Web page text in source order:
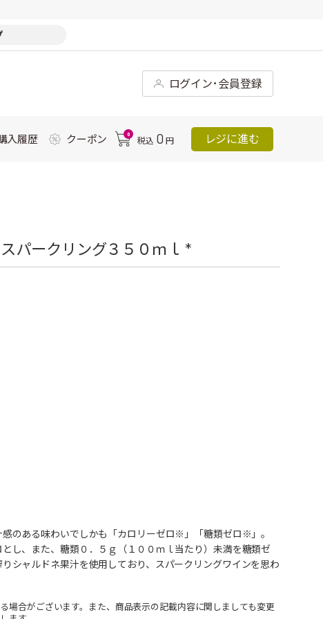
ログイン･会員登録
入履歴 クーポン 0
税込 0 円 レジに進む
パークリング３５０ｍｌ *
のある味わいでしかも「カロリーゼロ※」「糖類ゼロ※」。
し、また、糖類０．５ｇ（１００ｍｌ当たり）未満を糖類ゼ
シャルドネ果汁を使用しており、スパークリングワインを思わ
合がございます。また、商品表示の記載内容に関しましても変更